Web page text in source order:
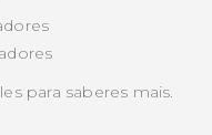
para saberes mais.